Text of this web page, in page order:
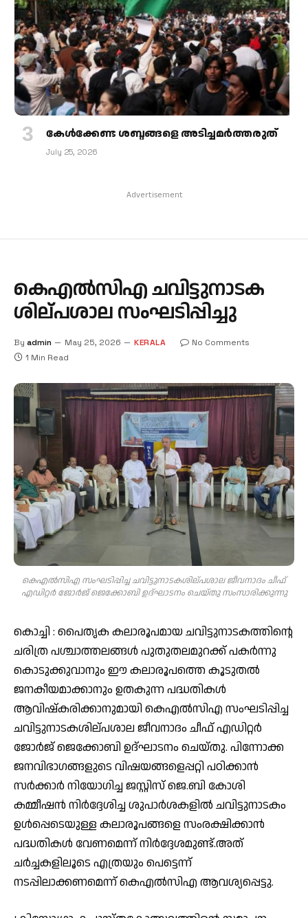
കേള്‍ക്കേണ്ട ശബ്ദങ്ങളെ അടിച്ചമര്‍ത്തരുത്
July 25, 2026
Advertisement
കെഎൽസിഎ ചവിട്ടുനാടക
ശില്പശാല സംഘടിപ്പിച്ചു
By admin May 25, 2026 KERALA
No Comments
1 Min Read
കെഎൽസിഎ സംഘടിപ്പിച്ച ചവിട്ടുനാടകശില്പശാല ജീവനാദം ചീഫ്
എഡിറ്റർ ജോർജ് ജെക്കോബി ഉദ്ഘാടനം ചെയ്തു സംസാരിക്കുന്നു
കൊച്ചി : പൈതൃക കലാരൂപമായ ചവിട്ടുനാടകത്തിൻ്റെ
ചരിത്ര പശ്ചാത്തലങ്ങൾ പുതുതലമുറക്ക് പകർന്നു
കൊടുക്കുവാനും ഈ കലാരൂപത്തെ കൂടുതൽ
ജനകീയമാക്കാനും ഉതകുന്ന പദ്ധതികൾ
ആവിഷ്കരിക്കാനുമായി കെഎൽസിഎ സംഘടിപ്പിച്ച
ചവിട്ടുനാടകശില്പശാല ജീവനാദം ചീഫ് എഡിറ്റർ
ജോർജ് ജെക്കോബി ഉദ്ഘാടനം ചെയ്തു. പിന്നോക്ക
ജനവിഭാഗങ്ങളുടെ വിഷയങ്ങളെപ്പറ്റി പഠിക്കാൻ
സർക്കാർ നിയോഗിച്ച ജസ്റ്റിസ് ജെ.ബി കോശി
കമ്മീഷൻ നിർദ്ദേശിച്ച ശുപാർശകളിൽ ചവിട്ടുനാടകം
ഉൾപ്പെടെയുള്ള കലാരൂപങ്ങളെ സംരക്ഷിക്കാൻ
പദ്ധതികൾ വേണമെന്ന് നിർദ്ദേശമുണ്ട്.അത്
ചർച്ചകളിലൂടെ എത്രയും പെട്ടെന്ന്
നടപ്പിലാക്കണമെന്ന് കെഎൽസിഎ ആവശ്യപ്പെട്ടു.